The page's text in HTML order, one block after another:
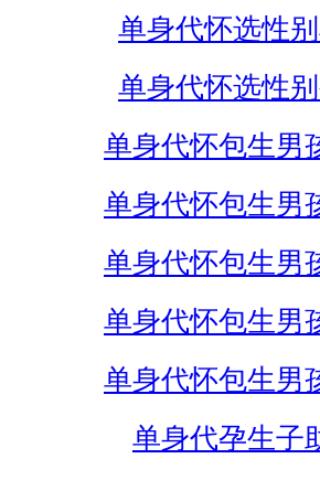
单身代怀选性
单身代怀选性
单身代怀包生男
单身代怀包生男
单身代怀包生男
单身代怀包生男
单身代怀包生男
单身代孕生子